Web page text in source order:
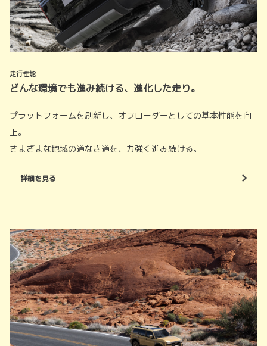
走行性能
どんな環境でも進み続ける、進化した走り。
プラットフォームを刷新し、オフローダーとしての基本性能を向
上。
さまざまな地域の道なき道を、力強く進み続ける。
詳細を見る